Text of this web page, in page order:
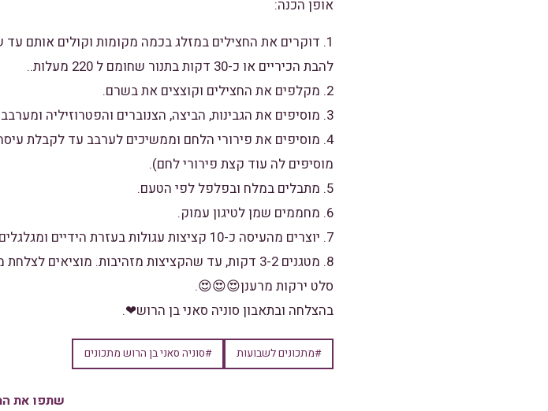
אופן הכנה:
להבת הכיריים או כ-30 דקות בתנור שחומם ל 220 מעלות..
2. מקלפים את החצילים וקוצצים את בשרם.
3. מוסיפים את הגבינות, הביצה, הצנוברים והפטרוזיליה ומערבבים לעיסה אחידה.
4. מוסיפים את פירורי הלחם וממשיכים לערבב עד לקבלת
מוסיפים לה עוד קצת פירורי לחם).
5. מתבלים במלח ובפלפל לפי הטעם.
6. מחממים שמן לטיגון עמוק.
7. יוצרים מהעיסה כ-10 קציצות עגולות בעזרת הידיים ומגלגלים אותן בפירורי לחם או בפרורי פנקו.
8. מטגנים 3-2 דקות, עד שהקציצות מזהיבות.
סלט ירקות מרענן😍😍😍.
בהצלחה ובתאבון סוניה סאני בן הרוש❤.
#מתכונים לשבועות #סוניה סאני בן הרוש מתכונים
שתפו את